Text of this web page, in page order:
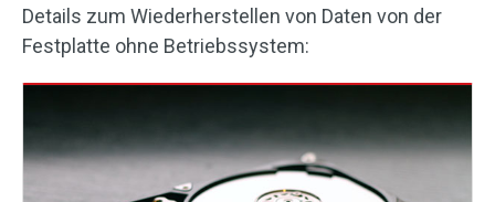
Details zum Wiederherstellen von Daten von der
Festplatte ohne Betriebssystem: